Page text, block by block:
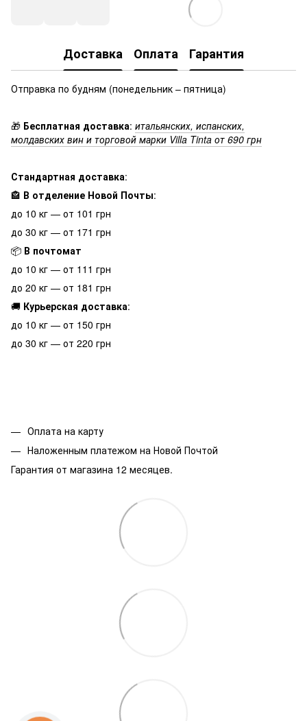
Доставка Оплата Гарантия
Отправка по будням (понедельник – пятница)
🎁 Бесплатная доставка: итальянских, испанских,
молдавских вин и торговой марки Villa Tinta от 690 грн
Стандартная доставка:
🏤 В отделение Новой Почты:
до 10 кг — от 101 грн
до 30 кг — от 171 грн
📦 В почтомат
до 10 кг — от 111 грн
до 20 кг — от 181 грн
🚚 Курьерская доставка:
до 10 кг — от 150 грн
до 30 кг — от 220 грн
Оплата на карту
Наложенным платежом на Новой Почтой
Гарантия от магазина 12 месяцев.